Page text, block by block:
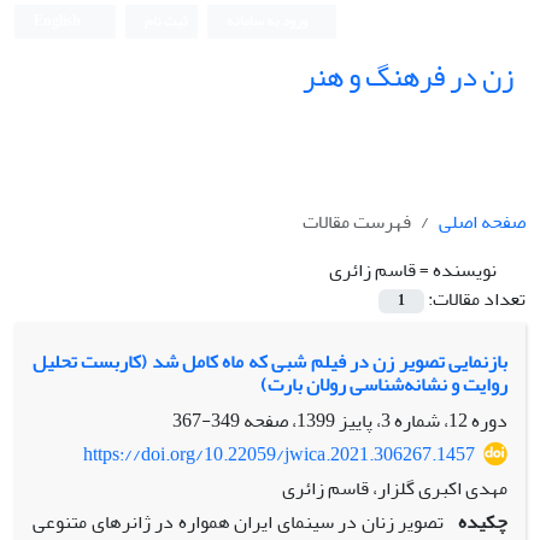
زن در فرهنگ و هنر
صفحه اصلی
فهرست مقالات
نویسنده =قاسم زائری
تعداد مقالات:
1
بازنمایی تصویر زن در فیلم شبی که ماه کامل شد (کاربست تحلیل
روایت و نشانه‌شناسی رولان بارت)
دوره 12، شماره 3، پاییز 1399، صفحه
349-367
https://doi.org/10.22059/jwica.2021.306267.1457
مهدی اکبری گلزار، قاسم زائری
چکیده تصویر زنان در سینمای ایران همواره در ژانرهای متنوعی